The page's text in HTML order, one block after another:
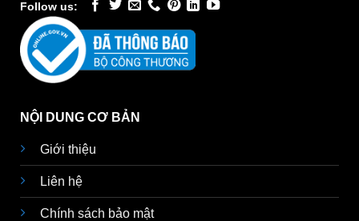
Follow us:
NỘI DUNG CƠ BẢN
Giới thiệu
Liên hệ
Chính sách bảo mật